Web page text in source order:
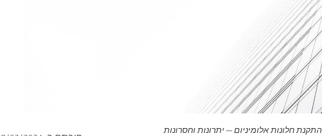
התקנת חלונות אלומיניום – יתרונות וחסרונות